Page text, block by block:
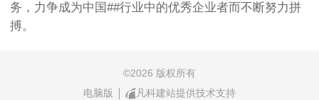
务，力争成为中国##行业中的优秀企业者而不断努力拼
搏。
©2026 版权所有
电脑版
凡科建站提供技术支持